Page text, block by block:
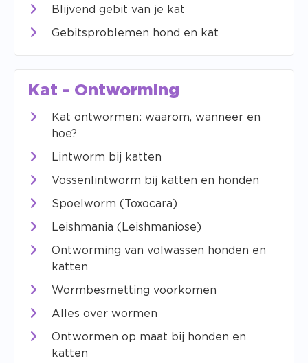
Blijvend gebit van je kat
Gebitsproblemen hond en kat
Kat - Ontworming
Kat ontwormen: waarom, wanneer en
hoe?
Lintworm bij katten
Vossenlintworm bij katten en honden
Spoelworm (Toxocara)
Leishmania (Leishmaniose)
Ontworming van volwassen honden en
katten
Wormbesmetting voorkomen
Alles over wormen
Ontwormen op maat bij honden en
katten